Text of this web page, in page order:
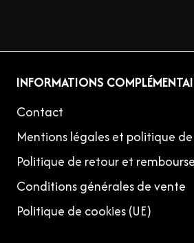
INFORMATIONS
Contact
Mentions légales et politique
Politique de retour et
Conditions générales de vente
Politique de cookies (UE)